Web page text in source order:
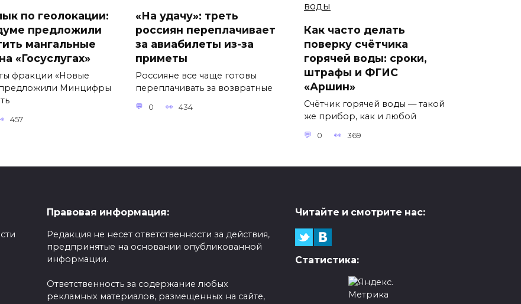
по геолокации:
предложили
мангальные
«Госуслугах»
фракции «Новые
Минцифры
457
«На удачу»: треть
россиян переплачивает
за авиабилеты из-за
приметы
Россияне все чаще готовы
переплачивать за возвратные
0 434
Как часто делать
поверку счётчика
горячей воды: сроки,
штрафы и ФГИС
«Аршин»
Счётчик горячей воды — такой
же прибор, как и любой
0 369
Правовая информация:
Редакция не несет ответственности за действия,
предпринятые на основании опубликованной
информации.
Ответственность за содержание любых
рекламных материалов, размещенных на сайте,
Читайте и смотрите нас:
Статистика: